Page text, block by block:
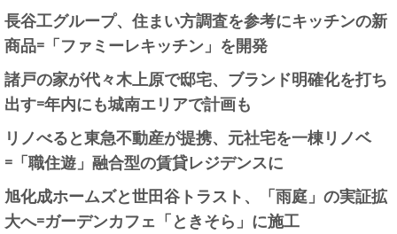
長谷工グループ、住まい方調査を参考にキッチンの新
商品=「ファミーレキッチン」を開発
諸戸の家が代々木上原で邸宅、ブランド明確化を打ち
出す=年内にも城南エリアで計画も
リノべると東急不動産が提携、元社宅を一棟リノベ
=「職住遊」融合型の賃貸レジデンスに
旭化成ホームズと世田谷トラスト、「雨庭」の実証拡
大へ=ガーデンカフェ「ときそら」に施工